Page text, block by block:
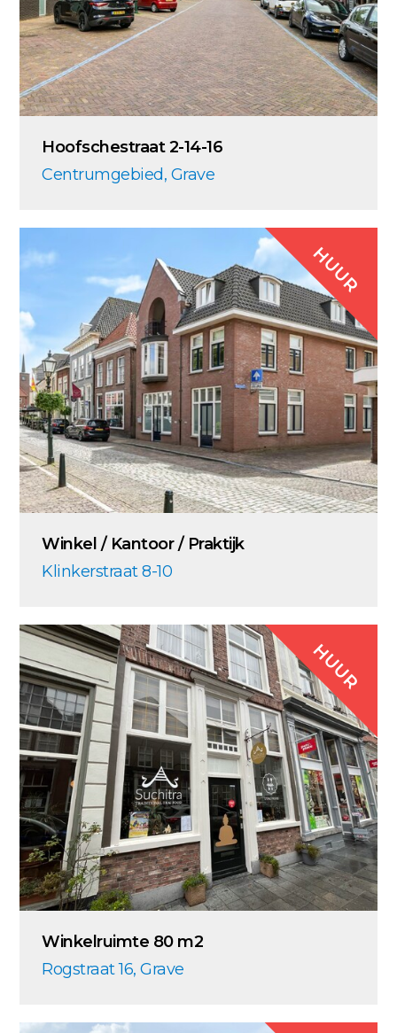
Hoofschestraat 2-14-16
Centrumgebied, Grave
Winkel / Kantoor / Praktijk
Klinkerstraat 8-10
HUUR
Winkelruimte 80 m2
Rogstraat 16, Grave
HUUR